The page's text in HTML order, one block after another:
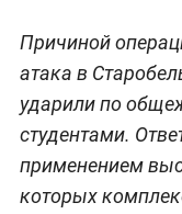
Причиной
атака в
ударили по
студентами.
применением
которых